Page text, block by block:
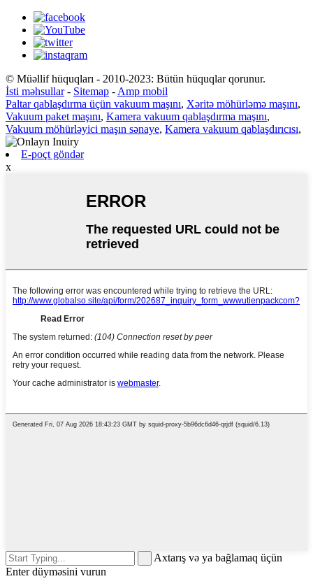
© Müəllif hüquqları - 2010-2023: Bütün hüquqlar qorunur.
İsti məhsullar- Sitemap - Amp mobil
Paltar qablaşdırma üçün vakuum maşını, Xəritə möhürləmə maşını,
Vakuum paket maşını, Kamera vakuum qablaşdırma maşını,
Vakuum möhürləyici maşın sənaye, Kamera vakuum qablaşdırıcısı,
E-poçt göndər
x
Axtarış və ya bağlamaq üçün
Enter düyməsini vurun